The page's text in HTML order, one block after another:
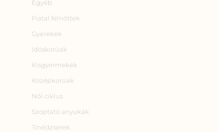
Egyéb
Fiatal felnőttek
Gyerekek
Időskorúak
Kisgyermekek
Középkorúak
Női ciklus
Szoptató anyukák
Tinédzserek